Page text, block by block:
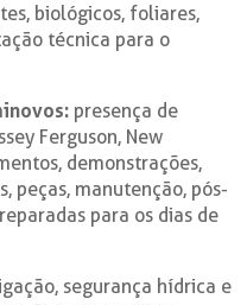
biológicos, foliares,
técnica para o
presença de
Ferguson, New
demonstrações,
peças, manutenção, pós-
para os dias de
segurança hídrica e